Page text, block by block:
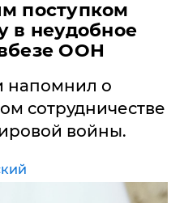
поступком
в неудобное
ООН
напомнил о
сотрудничестве
войны.